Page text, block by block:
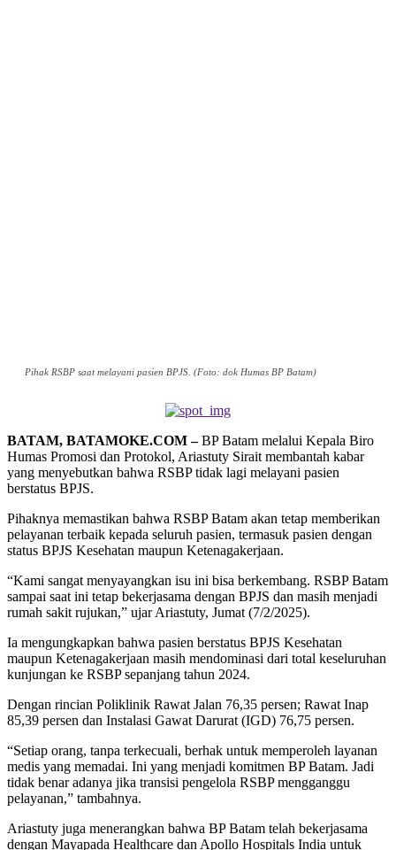
Pihak RSBP saat melayani pasien BPJS. (Foto: dok Humas BP Batam)
BATAM, BATAMOKE.COM –BP Batam melalui Kepala Biro
Humas Promosi dan Protokol, Ariastuty Sirait membantah kabar
yang menyebutkan bahwa RSBP tidak lagi melayani pasien
berstatus BPJS.
Pihaknya memastikan bahwa RSBP Batam akan tetap memberikan
pelayanan terbaik kepada seluruh pasien, termasuk pasien dengan
status BPJS Kesehatan maupun Ketenagakerjaan.
“Kami sangat menyayangkan isu ini bisa berkembang. RSBP Batam
sampai saat ini tetap bekerjasama dengan BPJS dan masih menjadi
rumah sakit rujukan,” ujar Ariastuty, Jumat (7/2/2025).
Ia mengungkapkan bahwa pasien berstatus BPJS Kesehatan
maupun Ketenagakerjaan masih mendominasi dari total keseluruhan
kunjungan ke RSBP sepanjang tahun 2024.
Dengan rincian Poliklinik Rawat Jalan 76,35 persen; Rawat Inap
85,39 persen dan Instalasi Gawat Darurat (IGD) 76,75 persen.
“Setiap orang, tanpa terkecuali, berhak untuk memperoleh layanan
medis yang memadai. Ini yang menjadi komitmen BP Batam. Jadi
tidak benar adanya jika transisi pengelola RSBP mengganggu
pelayanan,” tambahnya.
Ariastuty juga menerangkan bahwa BP Batam telah bekerjasama
dengan Mayapada Healthcare dan Apollo Hospitals India untuk